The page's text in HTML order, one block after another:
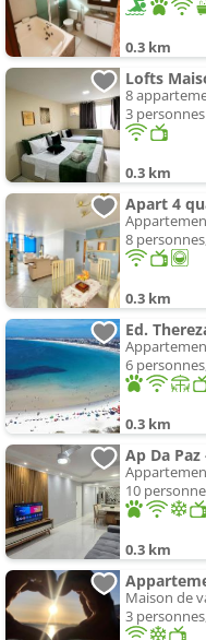
0.3 km
Lofts
8
3
0.3 km
Apart 4
8
0.3 km
Ed.
6
0.3 km
Ap Da
10
0.3 km
Maison de
3